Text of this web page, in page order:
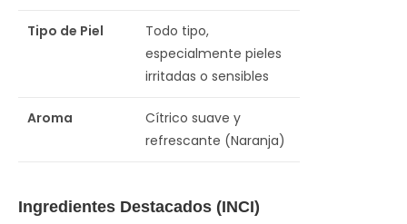
Tipo de Piel
Todo tipo,
especialmente pieles
irritadas o sensibles
Aroma
Cítrico suave y
refrescante (Naranja)
Ingredientes Destacados (INCI)